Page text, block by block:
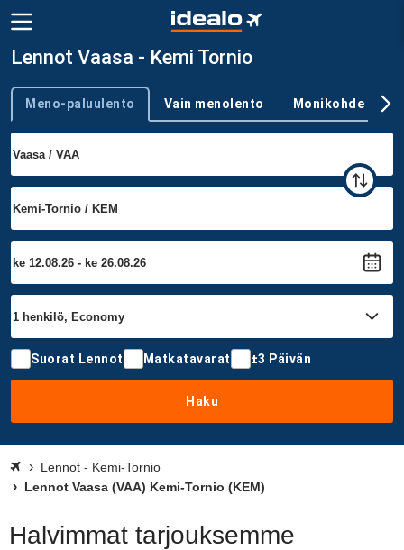
Lennot Vaasa - Kemi Tornio
Trip type
Meno-paluulento Vain menolento Monikohde
Suorat Lennot Matkatavarat ±3 Päivän
Haku
Lennot - Kemi-Tornio
Lennot Vaasa (VAA) Kemi-Tornio (KEM)
Halvimmat tarjouksemme